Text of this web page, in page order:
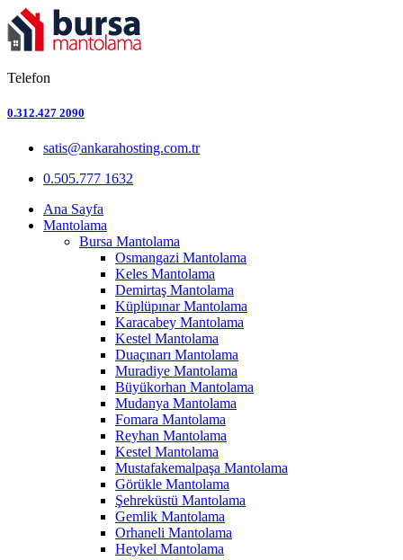
Telefon
0.312.427 2090
satis@ankarahosting.com.tr
0.505.777 1632
Ana Sayfa
Mantolama
Bursa Mantolama
Osmangazi Mantolama
Keles Mantolama
Demirtaş Mantolama
Küplüpınar Mantolama
Karacabey Mantolama
Kestel Mantolama
Duaçınarı Mantolama
Muradiye Mantolama
Büyükorhan Mantolama
Mudanya Mantolama
Fomara Mantolama
Reyhan Mantolama
Kestel Mantolama
Mustafakemalpaşa Mantolama
Görükle Mantolama
Şehreküstü Mantolama
Gemlik Mantolama
Orhaneli Mantolama
Heykel Mantolama